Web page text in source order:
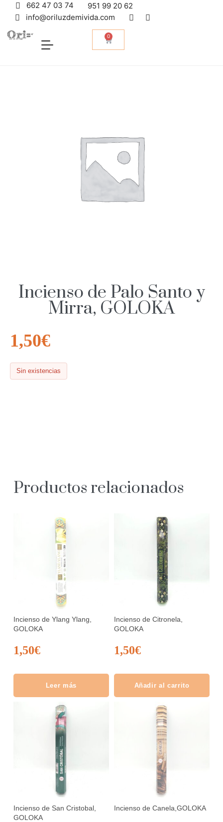
662 47 03 74
951 99 20 62
info@oriluzdemivida.com
0
Incienso de Palo Santo y
Mirra, GOLOKA
1,50€
Sin existencias
Productos relacionados
Incienso de Ylang Ylang,
GOLOKA
1,50€
Leer más
Incienso de Citronela,
GOLOKA
1,50€
Añadir al carrito
Incienso de San Cristobal,
GOLOKA
Incienso de Canela,GOLOKA